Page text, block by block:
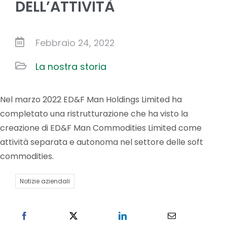
Qualità e certificazioni
Progetti
Lavora con noi
Contatti
DELL’ATTIVITÀ
Febbraio 24, 2022
La nostra storia
Nel marzo 2022 ED&F Man Holdings Limited ha
completato una ristrutturazione che ha visto la
creazione di ED&F Man Commodities Limited come
attività separata e autonoma nel settore delle soft
commodities.
Notizie aziendali